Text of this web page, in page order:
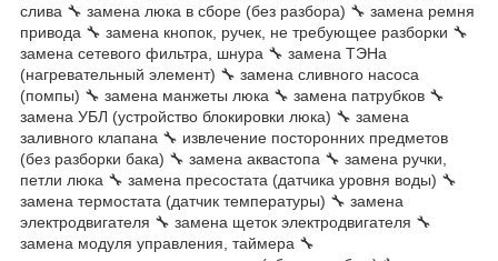
слива 🔧 замена люка в сборе (без разбора) 🔧 замена ремня
привода 🔧 замена кнопок, ручек, не требующее разборки 🔧
замена сетевого фильтра, шнура 🔧 замена ТЭНа
(нагревательный элемент) 🔧 замена сливного насоса
(помпы) 🔧 замена манжеты люка 🔧 замена патрубков 🔧
замена УБЛ (устройство блокировки люка) 🔧 замена
заливного клапана 🔧 извлечение посторонних предметов
(без разборки бака) 🔧 замена аквастопа 🔧 замена ручки,
петли люка 🔧 замена пресостата (датчика уровня воды) 🔧
замена термостата (датчик температуры) 🔧 замена
электродвигателя 🔧 замена щеток электродвигателя 🔧
замена модуля управления, таймера 🔧